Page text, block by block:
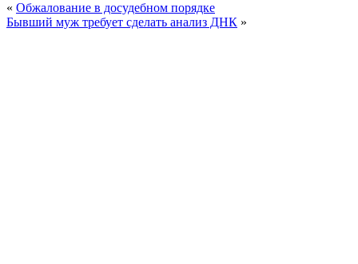
« Обжалование в досудебном порядке
Бывший муж требует сделать анализ ДНК »